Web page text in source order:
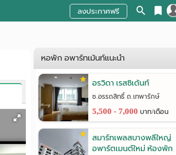
ลงประกาศฟรี
หอพัก อพาร์ทเม้นท์แนะนำ
อรวิดา เรสซิเด้นท์
ซ.อรรถสิทธิ์ ถ.เทพารักษ์
5,500 - 7,000 บาท/เดือน
สมาร์ทเพลสบางพลีใหญ่
อพาร์ตเมนต์ใหม่ ห้องพัก